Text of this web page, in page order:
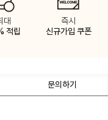
대
적립
즉시
신규가입 쿠폰
문의하기